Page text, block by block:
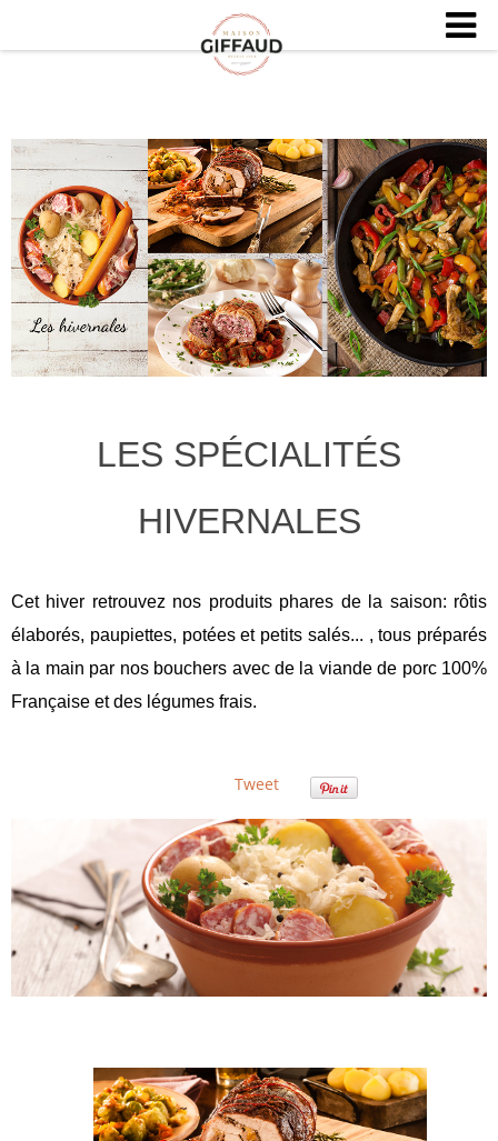
LES SPÉCIALITÉS
HIVERNALES
Cet hiver retrouvez nos produits phares de la saison: rôtis
élaborés, paupiettes, potées et petits salés... , tous préparés
à la main par nos bouchers avec de la viande de porc 100%
Française et des légumes frais.
Tweet